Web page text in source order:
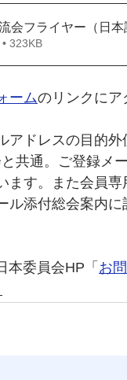
会フライヤー（日本
323KB
ームのリンクにア
アドレスの目的
共通。ご登録メ
ます。また会員
ル添付総会案内
本委員会HP「 お